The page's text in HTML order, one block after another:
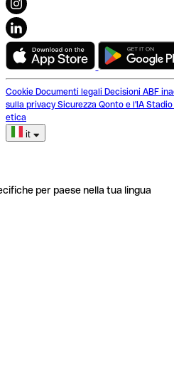
Cookie Documenti legali Decisioni ABF
sulla privacy Sicurezza Qonto e l'IA Stadio
etica
it
per paese nella tua lingua